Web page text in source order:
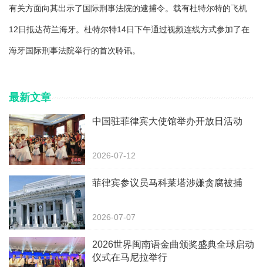
有关方面向其出示了国际刑事法院的逮捕令。载有杜特尔特的飞机
12日抵达荷兰海牙。杜特尔特14日下午通过视频连线方式参加了在
海牙国际刑事法院举行的首次聆讯。
最新文章
中国驻菲律宾大使馆举办开放日活动
2026-07-12
菲律宾参议员马科莱塔涉嫌贪腐被捕
2026-07-07
2026世界闽南语金曲颁奖盛典全球启动
仪式在马尼拉举行